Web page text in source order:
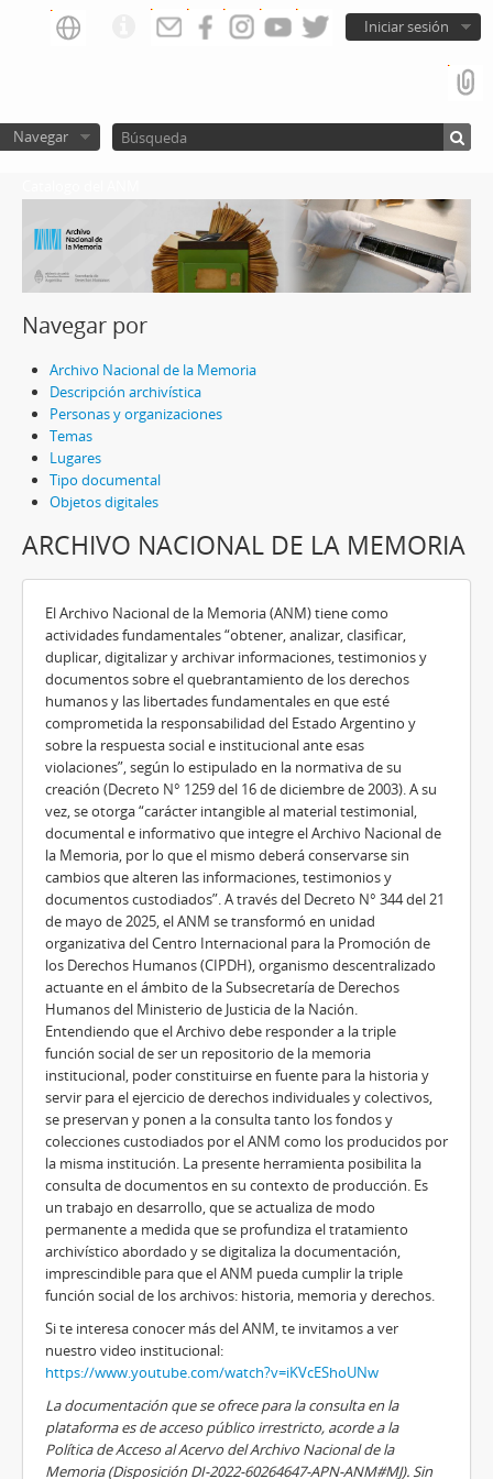
Iniciar sesión
Navegar
Navegar por
Archivo Nacional de la Memoria
Descripción archivística
Personas y organizaciones
Temas
Lugares
Tipo documental
Objetos digitales
ARCHIVO NACIONAL DE LA MEMORIA
El Archivo Nacional de la Memoria (ANM) tiene como
actividades fundamentales “obtener, analizar, clasificar,
duplicar, digitalizar y archivar informaciones, testimonios y
documentos sobre el quebrantamiento de los derechos
humanos y las libertades fundamentales en que esté
comprometida la responsabilidad del Estado Argentino y
sobre la respuesta social e institucional ante esas
violaciones”, según lo estipulado en la normativa de su
creación (Decreto N° 1259 del 16 de diciembre de 2003). A su
vez, se otorga “carácter intangible al material testimonial,
documental e informativo que integre el Archivo Nacional de
la Memoria, por lo que el mismo deberá conservarse sin
cambios que alteren las informaciones, testimonios y
documentos custodiados”. A través del Decreto N° 344 del 21
de mayo de 2025, el ANM se transformó en unidad
organizativa del Centro Internacional para la Promoción de
los Derechos Humanos (CIPDH), organismo descentralizado
actuante en el ámbito de la Subsecretaría de Derechos
Humanos del Ministerio de Justicia de la Nación.
Entendiendo que el Archivo debe responder a la triple
función social de ser un repositorio de la memoria
institucional, poder constituirse en fuente para la historia y
servir para el ejercicio de derechos individuales y colectivos,
se preservan y ponen a la consulta tanto los fondos y
colecciones custodiados por el ANM como los producidos por
la misma institución. La presente herramienta posibilita la
consulta de documentos en su contexto de producción. Es
un trabajo en desarrollo, que se actualiza de modo
permanente a medida que se profundiza el tratamiento
archivístico abordado y se digitaliza la documentación,
imprescindible para que el ANM pueda cumplir la triple
función social de los archivos: historia, memoria y derechos.
Si te interesa conocer más del ANM, te invitamos a ver
nuestro video institucional:
https://www.youtube.com/watch?v=iKVcEShoUNw
La documentación que se ofrece para la consulta en la
plataforma es de acceso público irrestricto, acorde a la
Política de Acceso al Acervo del Archivo Nacional de la
Memoria (Disposición DI-2022-60264647-APN-ANM#MJ). Sin